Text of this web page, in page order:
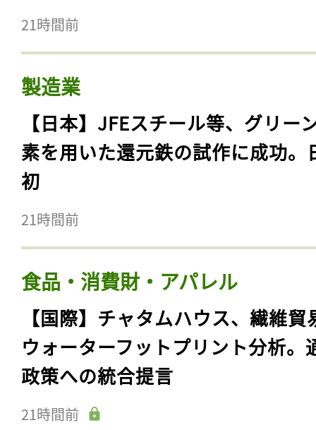
21時間前
製造業
【日本】JFEスチール等、グリー
素を用いた還元鉄の試作に成功。
初
21時間前
食品・消費財・アパレル
【国際】チャタムハウス、繊維貿
ウォーターフットプリント分析。
政策への統合提言
21時間前